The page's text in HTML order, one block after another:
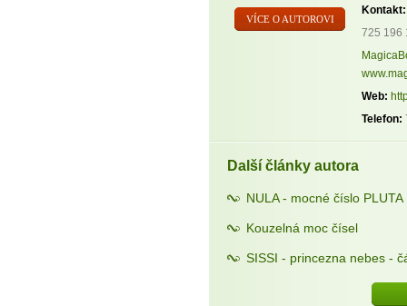
VÍCE O AUTOROVI
Kontakt:
725 196
Web:
Telefon:
Další články autora
NULA - mocné číslo PLUTA
Kouzelná moc čísel
SISSI - princezna nebes -